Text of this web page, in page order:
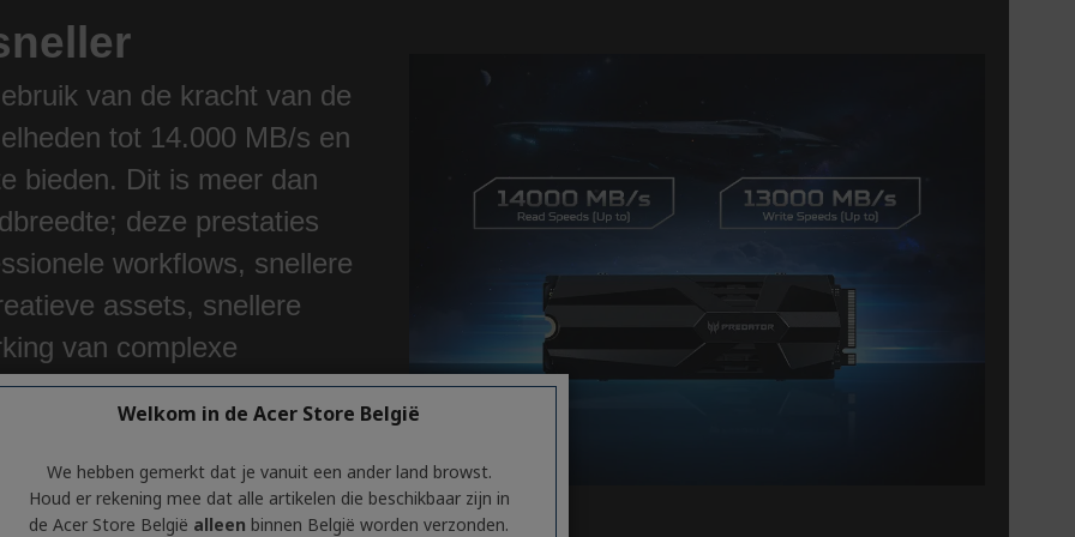
van de kracht van de
tot 14.000 MB/s en
bieden. Dit is meer dan
deze prestaties
workflows, snellere
assets, snellere
van complexe
onder zware
ontwikkelaars en
te laden en sneller te
Welkom in de Acer Store België
We hebben gemerkt dat je vanuit een ander land browst.
Houd er rekening mee dat alle artikelen die beschikbaar zijn in
de Acer Store België alleen binnen België worden verzonden.